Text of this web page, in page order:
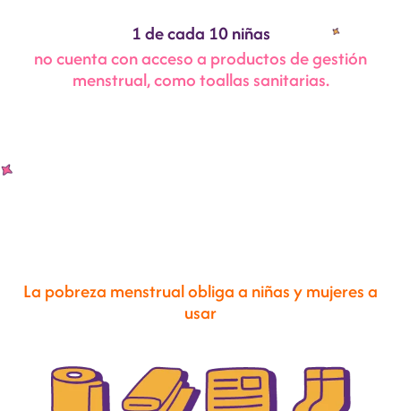
1 de cada 10 niñas
no cuenta con acceso a productos de gestión
menstrual, como toallas sanitarias.
La pobreza menstrual obliga a niñas y mujeres a
usar